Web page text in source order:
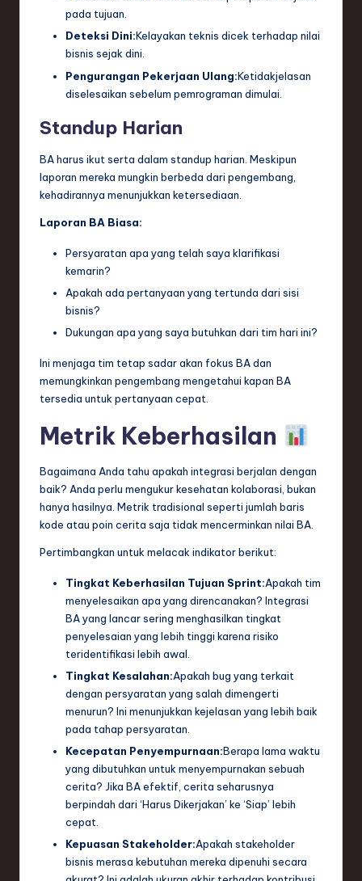
pada tujuan.
Deteksi Dini:Kelayakan teknis dicek terhadap nilai
bisnis sejak dini.
Pengurangan Pekerjaan Ulang:Ketidakjelasan
diselesaikan sebelum pemrograman dimulai.
Standup Harian
BA harus ikut serta dalam standup harian. Meskipun
laporan mereka mungkin berbeda dari pengembang,
kehadirannya menunjukkan ketersediaan.
Laporan BA Biasa:
Persyaratan apa yang telah saya klarifikasi
kemarin?
Apakah ada pertanyaan yang tertunda dari sisi
bisnis?
Dukungan apa yang saya butuhkan dari tim hari ini?
Ini menjaga tim tetap sadar akan fokus BA dan
memungkinkan pengembang mengetahui kapan BA
tersedia untuk pertanyaan cepat.
Metrik Keberhasilan
Bagaimana Anda tahu apakah integrasi berjalan dengan
baik? Anda perlu mengukur kesehatan kolaborasi, bukan
hanya hasilnya. Metrik tradisional seperti jumlah baris
kode atau poin cerita saja tidak mencerminkan nilai BA.
Pertimbangkan untuk melacak indikator berikut:
Tingkat Keberhasilan Tujuan Sprint:Apakah tim
menyelesaikan apa yang direncanakan? Integrasi
BA yang lancar sering menghasilkan tingkat
penyelesaian yang lebih tinggi karena risiko
teridentifikasi lebih awal.
Tingkat Kesalahan:Apakah bug yang terkait
dengan persyaratan yang salah dimengerti
menurun? Ini menunjukkan kejelasan yang lebih baik
pada tahap persyaratan.
Kecepatan Penyempurnaan:Berapa lama waktu
yang dibutuhkan untuk menyempurnakan sebuah
cerita? Jika BA efektif, cerita seharusnya
berpindah dari ‘Harus Dikerjakan’ ke ‘Siap’ lebih
cepat.
Kepuasan Stakeholder:Apakah stakeholder
bisnis merasa kebutuhan mereka dipenuhi secara